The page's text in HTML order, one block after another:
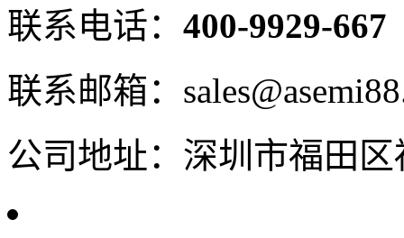
联系电话： 400-9929-667
联系邮箱：
公司地址：深圳市福田